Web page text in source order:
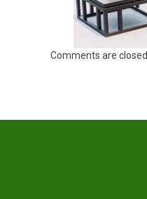
Comments are closed.